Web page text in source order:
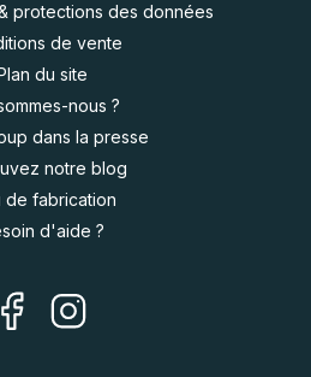
protections des données
de vente
du site
nous ?
dans la presse
notre blog
de fabrication
d'aide ?